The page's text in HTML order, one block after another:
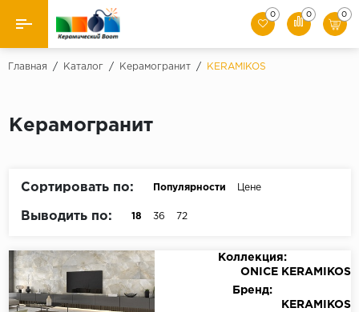
Назад
Керамическая плитка
Клинкер
0 0 0
Главная / Каталог / Керамогранит / KERAMIKOS
Керамогранит
Сортировать по: Популярности Цене
Выводить по: 18 36 72
Коллекция:
ONICE KERAMIKOS
Бренд:
KERAMIKOS